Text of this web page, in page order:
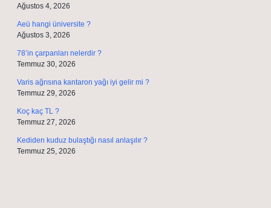
Ağustos 4, 2026
Aeü hangi üniversite ?
Ağustos 3, 2026
78’in çarpanları nelerdir ?
Temmuz 30, 2026
Varis ağrısına kantaron yağı iyi gelir mi ?
Temmuz 29, 2026
Koç kaç TL ?
Temmuz 27, 2026
Kediden kuduz bulaştığı nasıl anlaşılır ?
Temmuz 25, 2026